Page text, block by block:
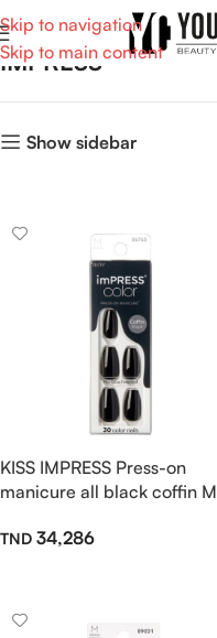
Skip to navigation
Skip to main content
IMPRESS
Show sidebar
KISS IMPRESS Press-on
manicure all black coffin M
34,286